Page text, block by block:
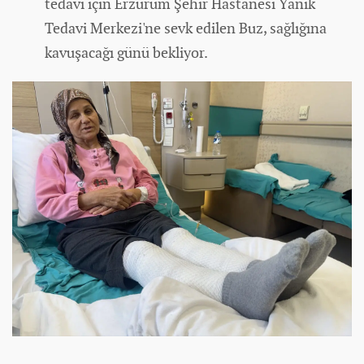
Tedavi Merkezi'ne sevk edilen Buz, sağlığına
kavuşacağı günü bekliyor.